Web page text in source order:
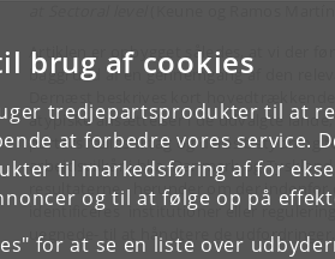
brug af cookies
tredjepartsprodukter til at
at forbedre vores service.
til markedsføring af for
og til at følge op på
for at se en liste over
Artiklen er opbygget således, at vi der
baggrund af en gennemgang af den
atypiske ansættelser i de udvalgte
parters fælles tiltag og deres betydning
arbejdsvilkår i bl.a. Danmark og
resultaterne, herunder om der indenfor
identificeres institutioner eller
uegnede- til at håndtere de